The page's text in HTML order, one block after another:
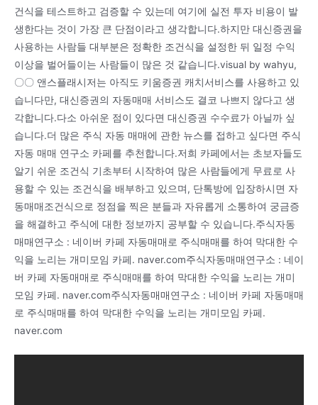
건식을 테스트하고 검증할 수 있는데 여기에 실전 투자 비용이 발
생한다는 것이 가장 큰 단점이라고 생각합니다.하지만 대신증권을
사용하는 사람들 대부분은 정확한 조건식을 설정한 뒤 일정 수익
이상을 벌어들이는 사람들이 많은 것 같습니다.visual by wahyu,
〇〇 앤스플래시저는 아직도 키움증권 캐치서비스를 사용하고 있
습니다만, 대신증권의 자동매매 서비스도 결코 나쁘지 않다고 생
각합니다.다소 아쉬운 점이 있다면 대신증권 수수료가 아닐까 싶
습니다.더 많은 주식 자동 매매에 관한 뉴스를 접하고 싶다면 주식
자동 매매 연구소 카페를 추천합니다.저희 카페에서는 초보자들도
알기 쉬운 조건식 기초부터 시작하여 많은 사람들에게 무료로 사
용할 수 있는 조건식을 배부하고 있으며, 단톡방에 입장하시면 자
동매매조건식으로 정점을 찍은 분들과 자유롭게 소통하여 궁금증
을 해결하고 주식에 대한 정보까지 공부할 수 있습니다.주식자동
매매연구소 : 네이버 카페 자동매매로 주식매매를 하여 막대한 수
익을 노리는 개미모임 카페. naver.com주식자동매매연구소 : 네이
버 카페 자동매매로 주식매매를 하여 막대한 수익을 노리는 개미
모임 카페. naver.com주식자동매매연구소 : 네이버 카페 자동매매
로 주식매매를 하여 막대한 수익을 노리는 개미모임 카페.
naver.com